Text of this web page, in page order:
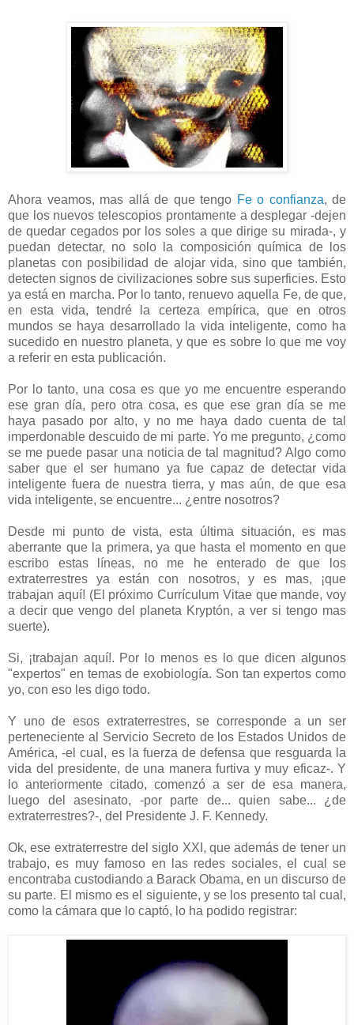
Ahora veamos, mas allá de que tengo Fe o confianza, de
que los nuevos telescopios prontamente a desplegar -dejen
de quedar cegados por los soles a que dirige su mirada-, y
puedan detectar, no solo la composición química de los
planetas con posibilidad de alojar vida, sino que también,
detecten signos de civilizaciones sobre sus superficies. Esto
ya está en marcha. Por lo tanto, renuevo aquella Fe, de que,
en esta vida, tendré la certeza empírica, que en otros
mundos se haya desarrollado la vida inteligente, como ha
sucedido en nuestro planeta, y que es sobre lo que me voy
a referir en esta publicación.
Por lo tanto, una cosa es que yo me encuentre esperando
ese gran día, pero otra cosa, es que ese gran día se me
haya pasado por alto, y no me haya dado cuenta de tal
imperdonable descuido de mi parte. Yo me pregunto, ¿como
se me puede pasar una noticia de tal magnitud? Algo como
saber que el ser humano ya fue capaz de detectar vida
inteligente fuera de nuestra tierra, y mas aún, de que esa
vida inteligente, se encuentre... ¿entre nosotros?
Desde mi punto de vista, esta última situación, es mas
aberrante que la primera, ya que hasta el momento en que
escribo estas líneas, no me he enterado de que los
extraterrestres ya están con nosotros, y es mas, ¡que
trabajan aquí! (El próximo Currículum Vitae que mande, voy
a decir que vengo del planeta Kryptón, a ver si tengo mas
suerte).
Si, ¡trabajan aquí!. Por lo menos es lo que dicen algunos
"expertos" en temas de exobiología. Son tan expertos como
yo, con eso les digo todo.
Y uno de esos extraterrestres, se corresponde a un ser
perteneciente al Servicio Secreto de los Estados Unidos de
América, -el cual, es la fuerza de defensa que resguarda la
vida del presidente, de una manera furtiva y muy eficaz-. Y
lo anteriormente citado, comenzó a ser de esa manera,
luego del asesinato, -por parte de... quien sabe... ¿de
extraterrestres?-, del Presidente J. F. Kennedy.
Ok, ese extraterrestre del siglo XXI, que además de tener un
trabajo, es muy famoso en las redes sociales, el cual se
encontraba custodiando a Barack Obama, en un discurso de
su parte. El mismo es el siguiente, y se los presento tal cual,
como la cámara que lo captó, lo ha podido registrar: